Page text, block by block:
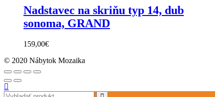
Nadstavec na skriňu typ 14, dub
sonoma, GRAND
159,00€
© 2020 Nábytok Mozaika